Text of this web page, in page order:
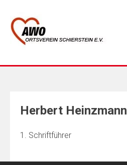
content
Herbert Heinzmann
1. Schriftführer